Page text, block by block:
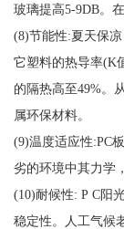
玻璃提高5-9DB。
(8)节能性:夏天保
它塑料的热导率(K
的隔热高至49%。
属环保材料。
(9)温度适应性:PC
劣的环境中其力学
(10)耐候性: P C阳
稳定性。人工气候